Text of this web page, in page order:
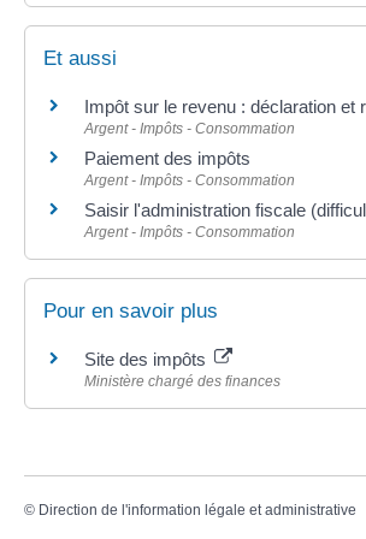
Et aussi
Impôt sur le revenu : déclaration et
Argent - Impôts - Consommation
Paiement des impôts
Argent - Impôts - Consommation
Saisir l'administration fiscale
Argent - Impôts - Consommation
Pour en savoir plus
Site des impôts
Ministère chargé des finances
© Direction de l'information légale et administrative